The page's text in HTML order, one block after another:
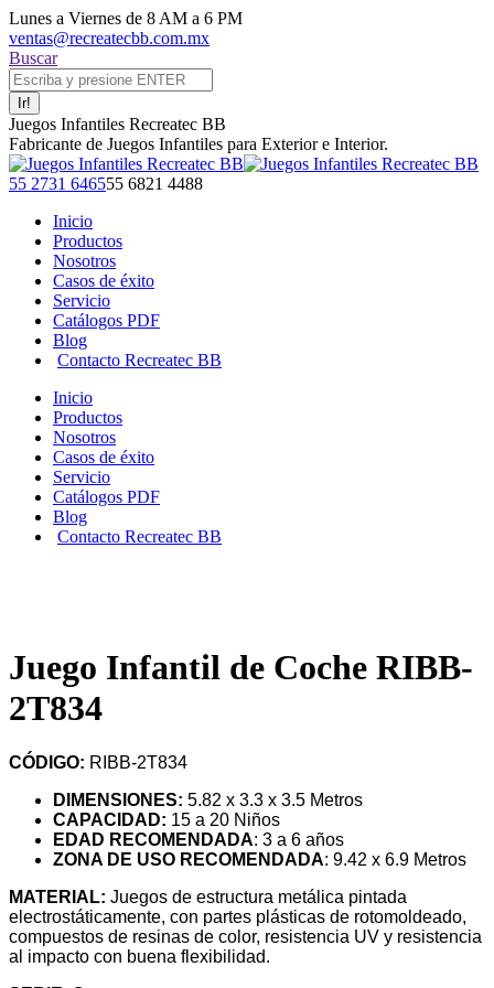
Saltar
al
contenido
Lunes a Viernes de 8 AM a 6 PM
ventas@recreatecbb.com.mx
Buscar:
Buscar
Juegos Infantiles Recreatec BB
Fabricante de Juegos Infantiles para Exterior e Interior.
Facebook
opens
new
window
X
opens
new
window
Instagram
opens
new
window
YouTube
opens
new
window
55 2731 646555 6821 4488
Inicio
Productos
Nosotros
Casos de éxito
Servicio
Catálogos PDF
Blog
Contacto Recreatec BB
Inicio
Productos
Nosotros
Casos de éxito
Servicio
Catálogos PDF
Blog
Contacto Recreatec BB
Juego Infantil de Coche RIBB-
2T834
CÓDIGO: RIBB-2T834
DIMENSIONES: 5.82 x 3.3 x 3.5 Metros
CAPACIDAD: 15 a 20 Niños
EDAD RECOMENDADA: 3 a 6 años
ZONA DE USO RECOMENDADA: 9.42 x 6.9 Metros
MATERIAL: Juegos de estructura metálica pintada
electrostáticamente, con partes plásticas de rotomoldeado,
compuestos de resinas de color, resistencia UV y resistencia
al impacto con buena flexibilidad.